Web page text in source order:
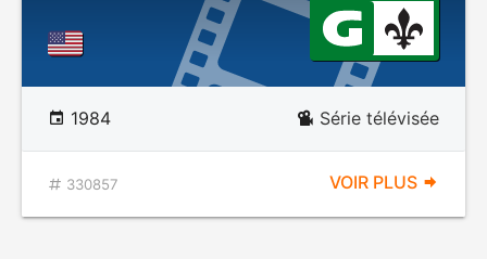
1984 Série télévisée
330857 VOIR PLUS